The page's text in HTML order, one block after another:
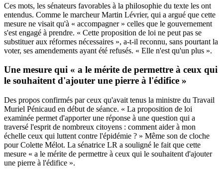
Ces mots, les sénateurs favorables à la philosophie du texte les ont
entendus. Comme le marcheur Martin Lévrier, qui a argué que cette
mesure ne visait qu'à « accompagner » celles que le gouvernement
s'est engagé à prendre. « Cette proposition de loi ne peut pas se
substituer aux réformes nécessaires », a-t-il reconnu, sans pourtant la
voter, ses amendements ayant été refusés. « Elle n'est qu'un plus ».
Une mesure qui « a le mérite de permettre à ceux qui
le souhaitent d'ajouter une pierre à l'édifice »
Des propos confirmés par ceux qu'avait tenus la ministre du Travail
Muriel Pénicaud en début de séance. « La proposition de loi
examinée permet d'apporter une réponse à une question qui a
traversé l'esprit de nombreux citoyens : comment aider à mon
échelle ceux qui luttent contre l'épidémie ? » Même son de cloche
pour Colette Mélot. La sénatrice LR a souligné le fait que cette
mesure « a le mérite de permettre à ceux qui le souhaitent d'ajouter
une pierre à l'édifice ».